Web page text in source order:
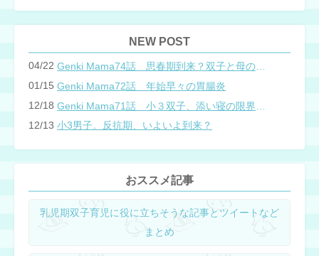
NEW POST
04/22
01/15 Genki Mama72話 年始早々の胃腸炎
12/18
12/13 小3男子。反抗期、いよいよ到来？
おススメ記事
乳児期双子育児に役に立ちそうな記事とツイートなど
まとめ